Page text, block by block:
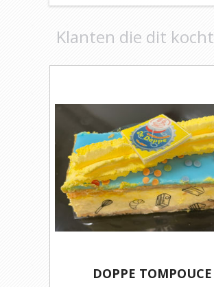
Klanten die dit
DOPPE TOMPOUCE